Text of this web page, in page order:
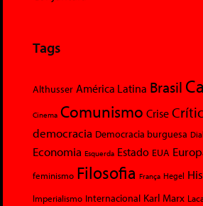
Tags
Althusser América Latina Brasil
Cinema Comunismo Crise
democracia Democracia burguesa
Economia Esquerda Estado EUA
feminismo Filosofia França Hegel
Imperialismo Internacional Karl Marx